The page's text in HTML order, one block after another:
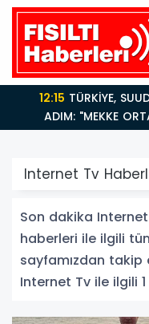
12:15TÜRKİYE, SUUDİ ARABİSTAN VE PAKİSTAN'DAN KRİTİK
ADIM: "MEKKE
Internet Tv
Son dakika
haberleri ile ilgili
sayfamızdan takip
Internet Tv ile ilgili